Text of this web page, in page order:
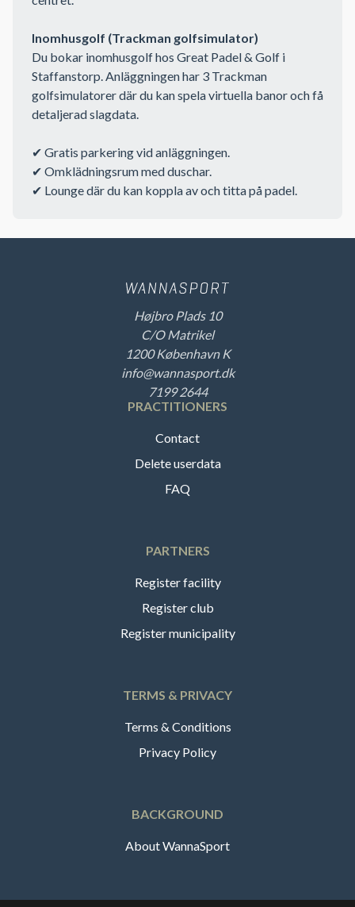
Inomhusgolf (Trackman golfsimulator)
Du bokar inomhusgolf hos Great Padel & Golf i
Staffanstorp. Anläggningen har 3 Trackman
golfsimulatorer där du kan spela virtuella banor och få
detaljerad slagdata.
✔ Gratis parkering vid anläggningen.
✔ Omklädningsrum med duschar.
✔ Lounge där du kan koppla av och titta på padel.
Højbro Plads 10
C/O Matrikel
1200 København K
info@wannasport.dk
7199 2644
PRACTITIONERS
Contact
Delete userdata
FAQ
PARTNERS
Register facility
Register club
Register municipality
TERMS & PRIVACY
Terms & Conditions
Privacy Policy
BACKGROUND
About WannaSport